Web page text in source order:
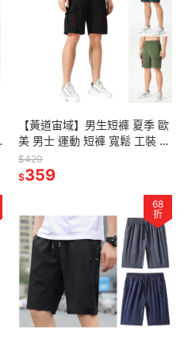
【黃道宙域】男生短褲 夏季 歐
美 男士 運動 短褲 寬鬆 工裝 健
身 速乾褲 休閒 透氣 大碼 戶外
五分褲
$420
$359
68
折